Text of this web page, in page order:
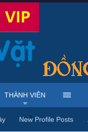
viên sv368vnforum
THÀNH VIÊN
New Profile Posts